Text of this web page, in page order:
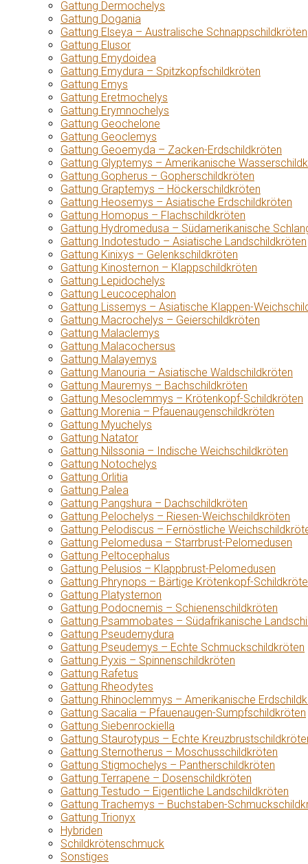
Gattung Dermochelys
Gattung Dogania
Gattung Elseya – Australische Schnappschildkröten
Gattung Elusor
Gattung Emydoidea
Gattung Emydura – Spitzkopfschildkröten
Gattung Emys
Gattung Eretmochelys
Gattung Erymnochelys
Gattung Geochelone
Gattung Geoclemys
Gattung Geoemyda – Zacken-Erdschildkröten
Gattung Glyptemys – Amerikanische
Gattung Gopherus – Gopherschildkröten
Gattung Graptemys – Höckerschildkröten
Gattung Heosemys – Asiatische Erdschildkröten
Gattung Homopus – Flachschildkröten
Gattung Hydromedusa – Südamerikanische
Gattung Indotestudo – Asiatische Landschildkröten
Gattung Kinixys – Gelenkschildkröten
Gattung Kinosternon – Klappschildkröten
Gattung Lepidochelys
Gattung Leucocephalon
Gattung Lissemys – Asiatische Klappen-
Gattung Macrochelys – Geierschildkröten
Gattung Malaclemys
Gattung Malacochersus
Gattung Malayemys
Gattung Manouria – Asiatische Waldschildkröten
Gattung Mauremys – Bachschildkröten
Gattung Mesoclemmys – Krötenkopf-Schildkröten
Gattung Morenia – Pfauenaugenschildkröten
Gattung Myuchelys
Gattung Natator
Gattung Nilssonia – Indische Weichschildkröten
Gattung Notochelys
Gattung Orlitia
Gattung Palea
Gattung Pangshura – Dachschildkröten
Gattung Pelochelys – Riesen-Weichschildkröten
Gattung Pelodiscus – Fernöstliche
Gattung Pelomedusa – Starrbrust-Pelomedusen
Gattung Peltocephalus
Gattung Pelusios – Klappbrust-Pelomedusen
Gattung Phrynops – Bärtige Krötenkopf-
Gattung Platysternon
Gattung Podocnemis – Schienenschildkröten
Gattung Psammobates – Südafrikanische
Gattung Pseudemydura
Gattung Pseudemys – Echte Schmuckschildkröten
Gattung Pyxis – Spinnenschildkröten
Gattung Rafetus
Gattung Rheodytes
Gattung Rhinoclemmys – Amerikanische
Gattung Sacalia – Pfauenaugen-Sumpfschildkröten
Gattung Siebenrockiella
Gattung Staurotypus – Echte
Gattung Sternotherus – Moschusschildkröten
Gattung Stigmochelys – Pantherschildkröten
Gattung Terrapene – Dosenschildkröten
Gattung Testudo – Eigentliche Landschildkröten
Gattung Trachemys – Buchstaben-
Gattung Trionyx
Hybriden
Schildkrötenschmuck
Sonstiges